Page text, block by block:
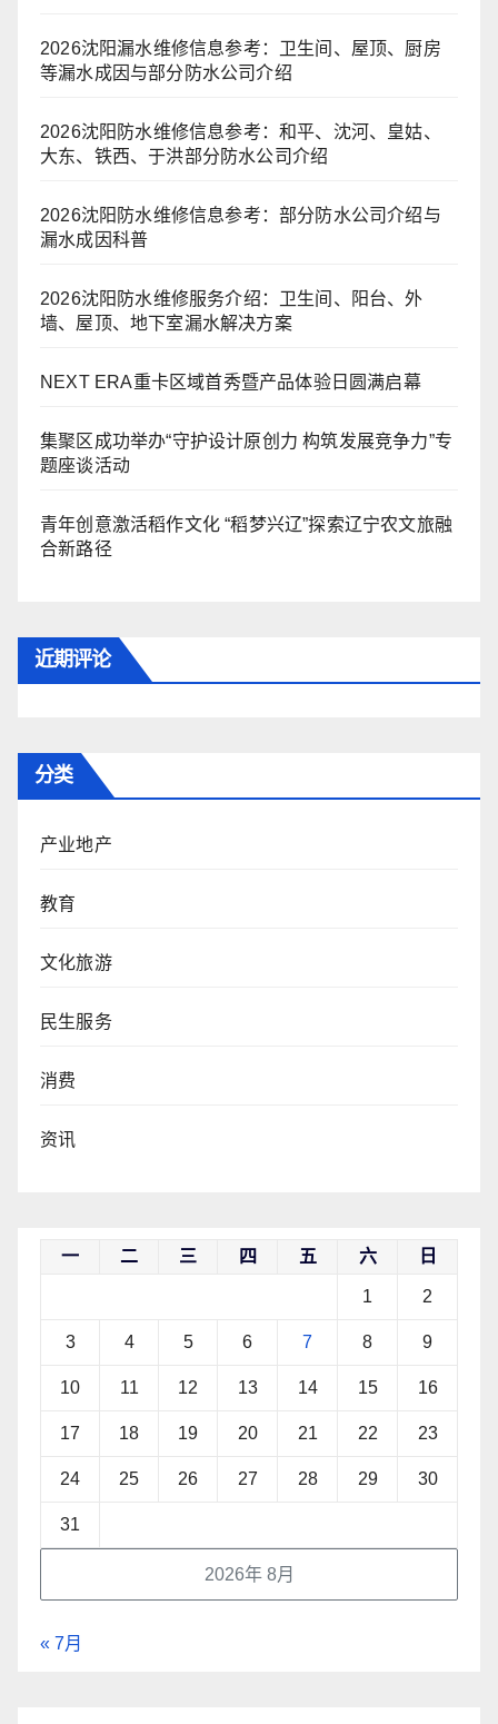
2026沈阳漏水维修信息参考：卫生间、屋顶、厨房
等漏水成因与部分防水公司介绍
2026沈阳防水维修信息参考：和平、沈河、皇姑、
大东、铁西、于洪部分防水公司介绍
2026沈阳防水维修信息参考：部分防水公司介绍与
漏水成因科普
2026沈阳防水维修服务介绍：卫生间、阳台、外
墙、屋顶、地下室漏水解决方案
NEXT ERA重卡区域首秀暨产品体验日圆满启幕
集聚区成功举办“守护设计原创力 构筑发展竞争力”专
题座谈活动
青年创意激活稻作文化 “稻梦兴辽”探索辽宁农文旅融
合新路径
近期评论
分类
产业地产
教育
文化旅游
民生服务
消费
资讯
2026年 8月
一 二 三 四 五 六 日
1 2
3 4 5 6 7 8 9
10 11 12 13 14 15 16
17 18 19 20 21 22 23
24 25 26 27 28 29 30
31
« 7月